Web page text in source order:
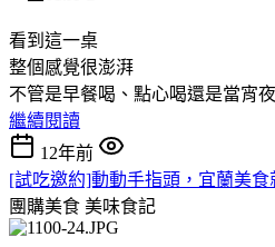
看到這一桌
整個感覺很澎湃
不管是早餐喝、點心喝還是當宵夜
繼續閱讀
12年前
[試吃邀約]動動手指頭，宜蘭美
團購美食 美味食記